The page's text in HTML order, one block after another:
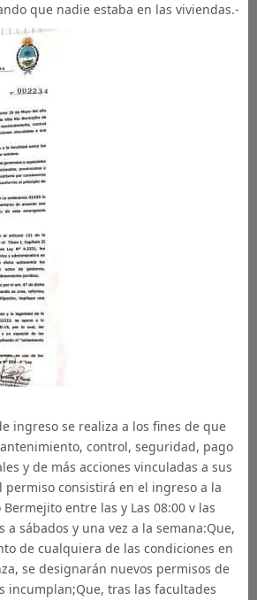
que nadie estaba en las viviendas.-
ingreso se realiza a los fines de que
control, seguridad, pago
y de más acciones vinculadas a sus
permiso consistirá en el ingreso a la
entre las y Las 08:00 v las
a sábados y una vez a la semana:Que,
de cualquiera de las condiciones en
se designarán nuevos permisos de
incumplan;Que, tras las facultades